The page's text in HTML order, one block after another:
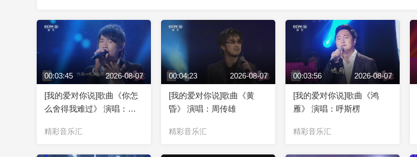
00:03:45 2026-08-07
[我的爱对你说]歌曲《你怎
么舍得我难过》 演唱：黄
精彩音乐汇
00:04:23 2026-08-07
[我的爱对你说]歌曲《黄
昏》 演唱：周传雄
精彩音乐汇
00:03:56 2026-08-07
[我的爱对你说]歌曲《鸿
雁》 演唱：呼斯楞
精彩音乐汇